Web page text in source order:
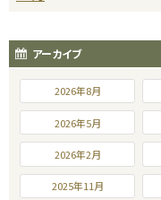
アーカイブ
2026年8月
2026年5月
2026年2月
2025年11月